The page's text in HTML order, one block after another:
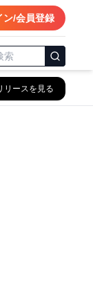
ン/会員登録
リースを見る